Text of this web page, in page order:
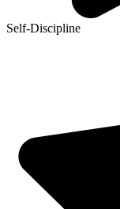
Self-Discipline